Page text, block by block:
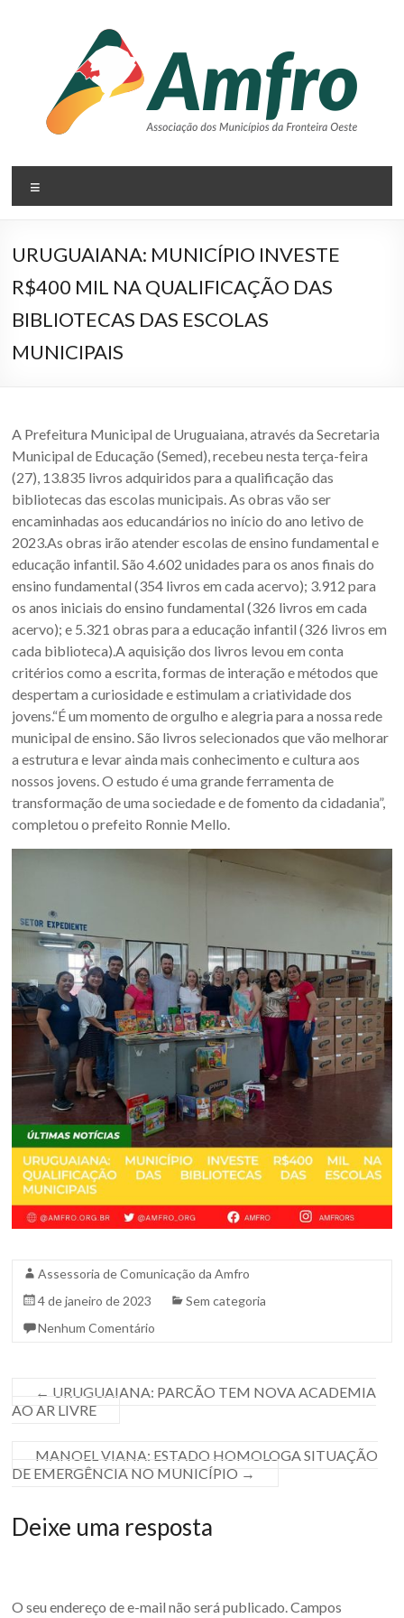
AMFRO
–
Associação
dos
Municípios
da
–
RS
Site
da
Associação
dos
Municípios
da
Fronteira
Oeste
do
estado
do
Rio
Grande
do
Sul.
URUGUAIANA: MUNICÍPIO INVESTE
R$400 MIL NA QUALIFICAÇÃO DAS
BIBLIOTECAS DAS ESCOLAS
MUNICIPAIS
A Prefeitura Municipal de Uruguaiana, através da Secretaria
Municipal de Educação (Semed), recebeu nesta terça-feira
(27), 13.835 livros adquiridos para a qualificação das
bibliotecas das escolas municipais. As obras vão ser
encaminhadas aos educandários no início do ano letivo de
2023.As obras irão atender escolas de ensino fundamental e
educação infantil. São 4.602 unidades para os anos finais do
ensino fundamental (354 livros em cada acervo); 3.912 para
os anos iniciais do ensino fundamental (326 livros em cada
acervo); e 5.321 obras para a educação infantil (326 livros em
cada biblioteca).A aquisição dos livros levou em conta
critérios como a escrita, formas de interação e métodos que
despertam a curiosidade e estimulam a criatividade dos
jovens.“É um momento de orgulho e alegria para a nossa rede
municipal de ensino. São livros selecionados que vão melhorar
a estrutura e levar ainda mais conhecimento e cultura aos
nossos jovens. O estudo é uma grande ferramenta de
transformação de uma sociedade e de fomento da cidadania”,
completou o prefeito Ronnie Mello.
Assessoria de Comunicação da Amfro
4 de janeiro de 2023
Sem categoria
Nenhum Comentário
← URUGUAIANA: PARCÃO TEM NOVA ACADEMIA
AO AR LIVRE
MANOEL VIANA: ESTADO HOMOLOGA SITUAÇÃO
DE EMERGÊNCIA NO MUNICÍPIO →
Deixe uma resposta
O seu endereço de e-mail não será publicado. Campos